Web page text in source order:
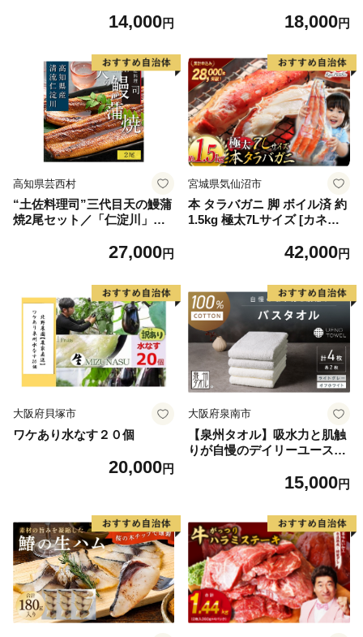
14,000円
産【山形eLab】 ka074-023-r
18,000円
高知県芸西村
“土佐料理司”三代目天の鰻蒲
焼2尾セット／「仁淀川」水
殖 国産・高知県産〈高知市共
27,000円
宮城県気仙沼市
本 タラバガニ 脚 ボイル済 約
1.5kg 極太7Lサイズ [カネダ
6] カニ かに 蟹 たらばがに た
42,000円
大阪府貝塚市
ワケあり水なす２０個
20,000円
大阪府泉南市
【泉州タオル】吸水力と肌触
りが自慢のデイリーユースバ
トグレー 4枚【配送不可地
15,000円